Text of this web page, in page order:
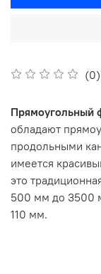
(0)
Прямоугольный
обладают
продольными
имеется
это
500 мм до 3500
110 мм.